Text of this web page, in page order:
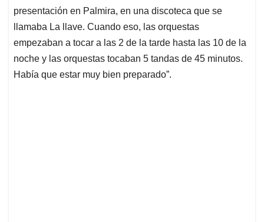
presentación en Palmira, en una discoteca que se
llamaba La llave. Cuando eso, las orquestas
empezaban a tocar a las 2 de la tarde hasta las 10 de la
noche y las orquestas tocaban 5 tandas de 45 minutos.
Había que estar muy bien preparado”.